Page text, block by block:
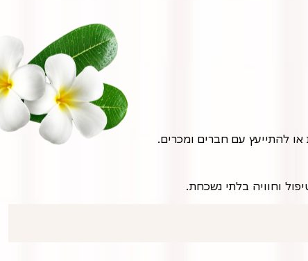
להתייעץ עם חברים ומכרים.
וחוויה בלתי נשכחת.